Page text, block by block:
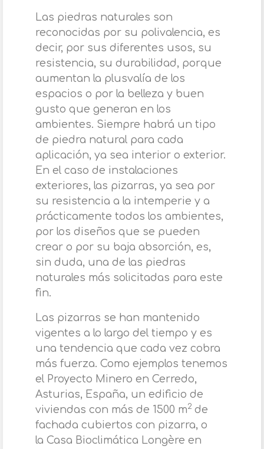
Las piedras naturales son
reconocidas por su polivalencia, es
decir, por sus diferentes usos, su
resistencia, su durabilidad, porque
aumentan la plusvalía de los
espacios o por la belleza y buen
gusto que generan en los
ambientes. Siempre habrá un tipo
de piedra natural para cada
aplicación, ya sea interior o exterior.
En el caso de instalaciones
exteriores, las pizarras, ya sea por
su resistencia a la intemperie y a
prácticamente todos los ambientes,
por los diseños que se pueden
crear o por su baja absorción, es,
sin duda, una de las piedras
naturales más solicitadas para este
fin.
Las pizarras se han mantenido
vigentes a lo largo del tiempo y es
una tendencia que cada vez cobra
más fuerza. Como ejemplos tenemos
el Proyecto Minero en Cerredo,
Asturias, España, un edificio de
viviendas con más de 1500 m2 de
fachada cubiertos con pizarra, o
la Casa Bioclimática Longère en